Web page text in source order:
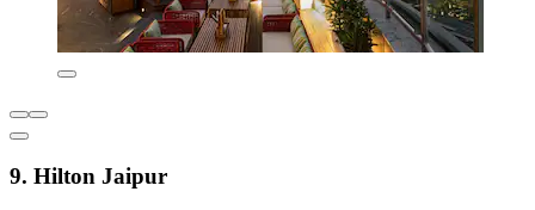
9. Hilton Jaipur